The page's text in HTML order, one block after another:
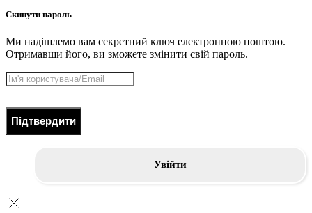
Скинути пароль
Ми надішлемо вам секретний ключ електронною поштою.
Отримавши його, ви зможете змінити свій пароль.
Підтвердити
Увійти